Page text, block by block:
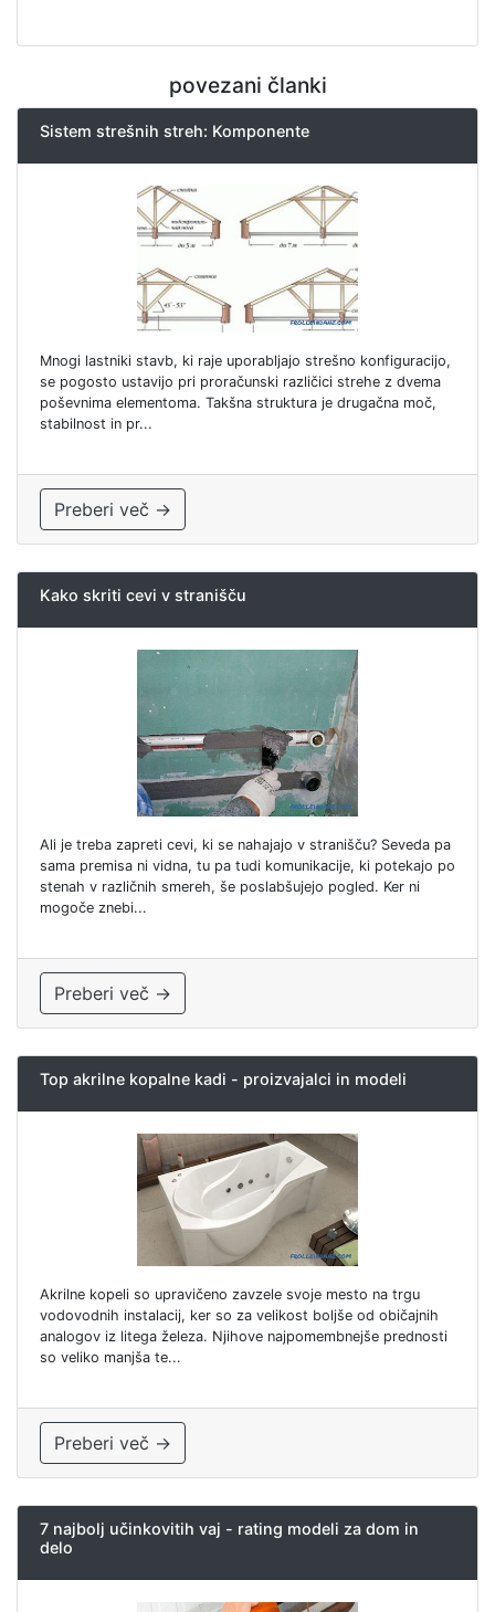
povezani članki
Sistem strešnih streh: Komponente
Mnogi lastniki stavb, ki raje uporabljajo strešno konfiguracijo,
se pogosto ustavijo pri proračunski različici strehe z dvema
poševnima elementoma. Takšna struktura je drugačna moč,
stabilnost in pr...
Preberi več →
Kako skriti cevi v stranišču
Ali je treba zapreti cevi, ki se nahajajo v stranišču? Seveda pa
sama premisa ni vidna, tu pa tudi komunikacije, ki potekajo po
stenah v različnih smereh, še poslabšujejo pogled. Ker ni
mogoče znebi...
Preberi več →
Top akrilne kopalne kadi - proizvajalci in modeli
Akrilne kopeli so upravičeno zavzele svoje mesto na trgu
vodovodnih instalacij, ker so za velikost boljše od običajnih
analogov iz litega železa. Njihove najpomembnejše prednosti
so veliko manjša te...
Preberi več →
7 najbolj učinkovitih vaj - rating modeli za dom in
delo